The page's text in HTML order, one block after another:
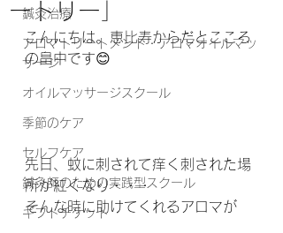
鍼灸治療
アロマトリートメント・アロマオイルマッ
サージ
オイルマッサージスクール
季節のケア
セルフケア
鍼灸師のための実践型スクール
ギフトチケット
ートリー」
こんにちは。恵比寿からだとこころ
の畠中です😊
先日、蚊に刺されて痒く刺された場
所が紅くなり・・・
そんな時に助けてくれるアロマが